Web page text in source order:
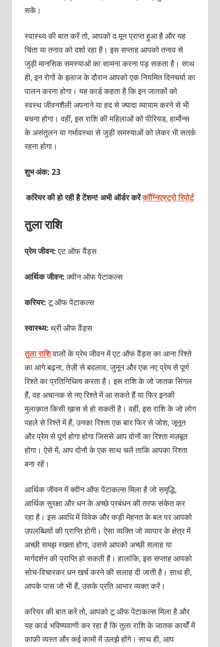
सकें।
स्वास्थ्य की बात करें तो, आपको द मून प्राप्त हुआ है और यह
चिंता या तनाव को दर्शा रहा है। इस सप्ताह आपको तनाव से
जुड़ी मानसिक समस्याओं का सामना करना पड़ सकता है। साथ
ही, इन रोगों के इलाज के दौरान आपको एक नियमित दिनचर्या का
पालन करना होगा। यह कार्ड कहता है कि इन जातकों को
स्वस्थ जीवनशैली अपनाने या हद से ज्यादा व्यायाम करने से भी
बचना होगा। वहीं, इस राशि की महिलाओं को पीरियड, हार्मोन्स
के असंतुलन या गर्भावस्था से जुड़ी समस्याओं को लेकर भी सतर्क
रहना होगा।
शुभ अंक: 23
करियर की हो रही है टेंशन! अभी ऑर्डर करेंकॉग्निएस्ट्रो रिपोर्ट
तुला राशि
प्रेम जीवन:एट ऑफ वैंड्स
आर्थिक जीवन:क्वीन ऑफ पेंटाकल्स
करियर:टू ऑफ पेंटाकल्स
स्वास्थ्य: थ्री ऑफ वैंड्स
तुला राशिवालों के प्रेम जीवन में एट ऑफ वैंड्स का आना रिश्ते
का आगे बढ़ना, तेज़ी से बदलाव, जुनून और एक नए प्रेम से पूर्ण
रिश्ते का प्रतिनिधित्व करता है। इस राशि के जो जातक सिंगल
हैं, वह अचानक से नए रिश्ते में आ सकते हैं या फिर इनकी
मुलाक़ात किसी ख़ास से हो सकती है। वहीं, इस राशि के जो लोग
पहले से रिश्ते में हैं, उनका रिश्ता एक बार फिर से जोश, जूनून
और प्रेम से पूर्ण होगा होगा जिससे आप दोनों का रिश्ता मज़बूत
होगा। ऐसे में, आप दोनों के एक साथ चलें ताकि आपका रिश्ता
बना रहें।
आर्थिक जीवन में क्वीन ऑफ पेंटाकल्स मिला है जो समृद्धि,
आर्थिक सुरक्षा और धन के अच्छे प्रबंधन की तरफ संकेत कर
रहा है। इस अवधि में विवेक और कड़ी मेहनत के बल पर आपको
उपलब्धियों की प्राप्ति होगी। ऐसा व्यक्ति जो व्यापार के क्षेत्र में
अच्छी समझ रखता होगा, उससे आपको अच्छी सलाह या
मार्गदर्शन की प्राप्ति हो सकती है। हालांकि, इस सप्ताह आपको
सोच-विचारकर धन खर्च करने की सलाह दी जाती है। साथ ही,
आपके पास जो भी हैं, उसके प्रति आभार व्यक्त करें।
करियर की बात करें तो, आपको टू ऑफ पेंटाकल्स मिला है और
यह कार्ड भविष्यवाणी कर रहा है कि तुला राशि के जातक कार्यों में
काफ़ी व्यस्त और कई कामों में उलझे होंगे। साथ ही, आप